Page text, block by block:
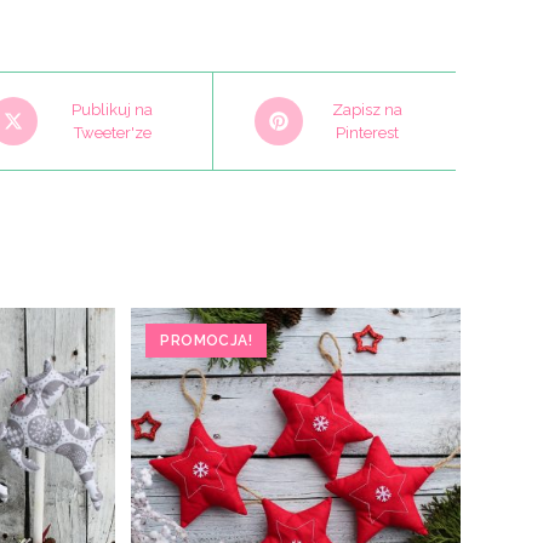
Publikuj na
Tweeter'ze
Opens
in
Zapisz na
Pinterest
PROMOCJA!